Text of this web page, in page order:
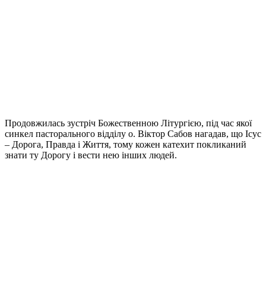
Продовжилась зустріч Божественною Літургією, під час якої
синкел пасторального відділу о. Віктор Сабов нагадав, що Ісус
– Дорога, Правда і Життя, тому кожен катехит покликаний
знати ту Дорогу і вести нею інших людей.